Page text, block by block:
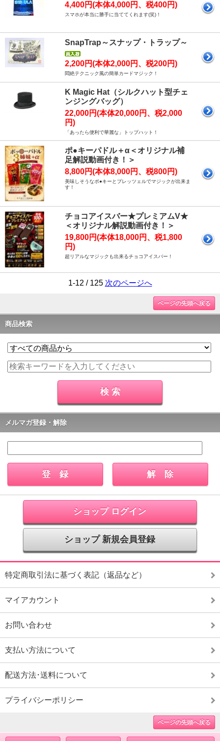
4,400円(本体4,000円、税400円)
スマホが本当に勝手に当ててくれます(笑)！
SnapTrap～スナップ・トラップ～
2,200円(本体2,000円、税200円)
悶絶テクニック風の簡単カードマジック！
K Magic Hat（シルクハット型チェ
ンジングバッグ）
22,000円(本体20,000円、税2,000
円)
「あったら便利で華麗な」トップハット！
ポ●キーパドル＋α＜オリジナル補
足解説動画付き！＞
8,800円(本体8,000円、税800円)
美味しそうなポ●キーとプレッツェルでマジックが出来ま
す！
チョコアイスバー★プレミアムV★
＜オリジナル解説動画付き！＞
19,800円(本体18,000円、税1,800
円)
超リアルなマジックも出来るチョコアイスバー！
1-12 / 125 次のページへ
ページの先頭へ戻る
商品検索
メルマガ登録・解除
ショップ ログイン
ショップ 新規会員登録
特定商取引法に基づく表記（返品など）
マイアカウント
お問い合わせ
支払い方法について
配送方法･送料について
プライバシーポリシー
ページの先頭へ戻る